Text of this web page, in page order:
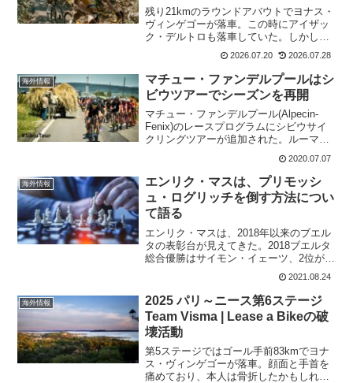
で受けた特別サポート
残り21kmのラウンドアバウトでヨナス・
ヴィンゲゴーが落車。この時にアイザッ
ク・デルトロも落車していた。しかし、
このアクシデントの裏には、絶対的なエ
ースであるタデイ・ポガチャルを守るた
めのデルトロの咄嗟の自己犠牲と、最終
盤の登りで見せた2人...
2026.07.20 2026.07.28
海外情報
マチュー・ファンデルプールはシ
ビウツアーでシーズンを再開
マチュー・ファンデルプール(Alpecin-
Fenix)のレースプログラムにシビウサイ
クリングツアーが追加された。ルーマニ
アで行われるレースで当初は7月2日から5
日にかけて行われる予定だった。だが、
海外渡航者の参加が難しいということで7
月2...
2020.07.07
海外情報
エンリク・マスは、プリモッシ
ュ・ログリッチを倒す方法につい
て語る
エンリク・マスは、2018年以来のブエル
タの表彰台が見えてきた。2018ブエルタ
総合優勝はサイモン・イェーツ、2位がエ
ンリク・マス、3位がミゲルアンヘル・ロ
ペス。3年後の現在、第1週の休息日でエ
ンリク・マスは総合2位、ロペスも3位と
全く一緒...
2021.08.24
海外情報
2025 パリ～ニース第6ステージ
Team Visma | Lease a Bikeの破
壊活動
第5ステージではゴール手前83kmでヨナ
ス・ヴィンゲゴーが落車。顔面と手首を
痛めており、本人は骨折したかもしれな